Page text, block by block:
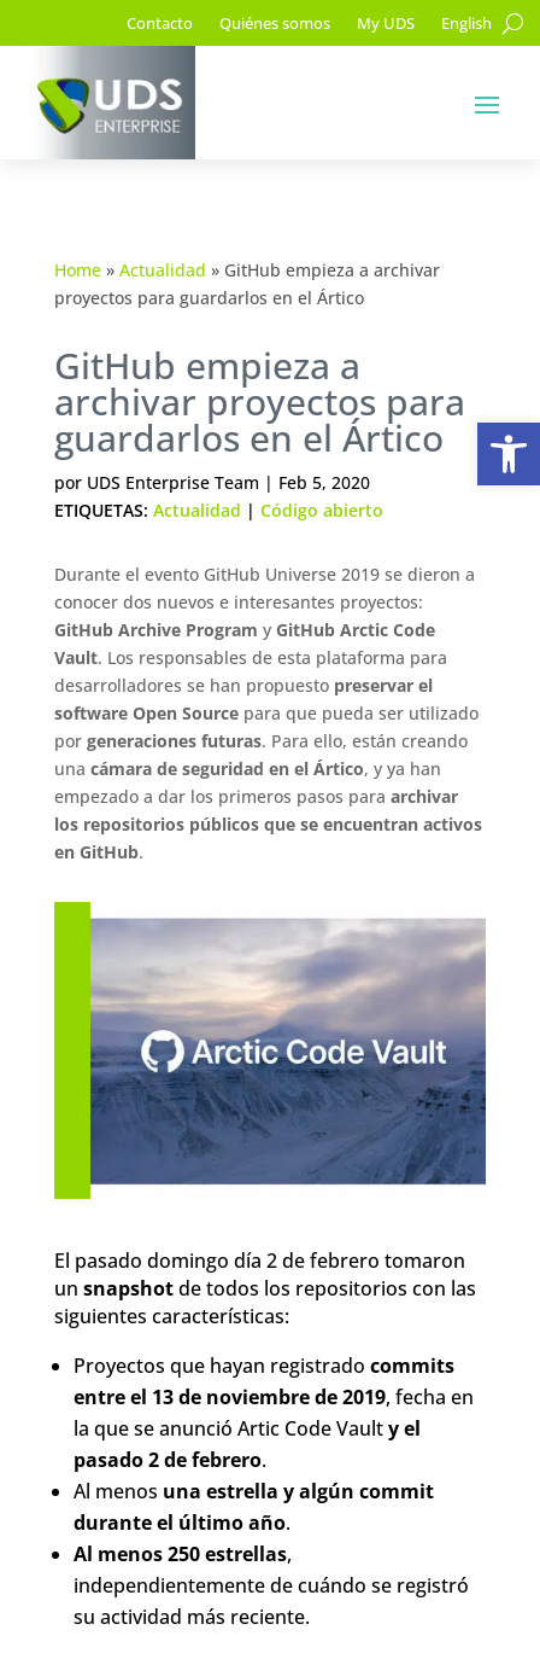
Contacto Quiénes somos My UDS English
Home» Actualidad » GitHub empieza a archivar
proyectos para guardarlos en el Ártico
GitHub empieza a
archivar proyectos para
guardarlos en el Ártico
por UDS Enterprise Team | Feb 5, 2020
ETIQUETAS: Actualidad | Código abierto
Durante el evento GitHub Universe 2019 se dieron a
conocer dos nuevos e interesantes proyectos:
GitHub Archive Program y GitHub Arctic Code
Vault. Los responsables de esta plataforma para
desarrolladores se han propuesto preservar el
software Open Sourcepara que pueda ser utilizado
por generaciones futuras. Para ello, están creando
una cámara de seguridad en el Ártico, y ya han
empezado a dar los primeros pasos para archivar
los repositorios públicos que se encuentran activos
en GitHub.
El pasado domingo día 2 de febrero tomaron
un snapshotde todos los repositorios con las
siguientes características:
Proyectos que hayan registrado commits
entre el 13 de noviembre de 2019, fecha en
la que se anunció Artic Code Vaulty el
pasado 2 de febrero.
Al menos una estrella y algún commit
durante el último año.
Al menos 250 estrellas,
independientemente de cuándo se registró
su actividad más reciente.